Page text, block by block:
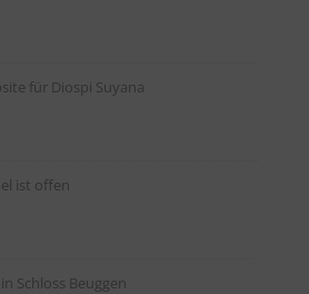
für Diospi Suyana
ist offen
in Schloss Beuggen